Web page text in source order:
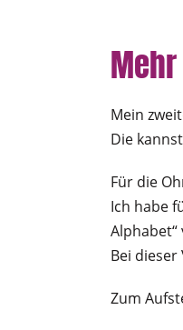
Mein
Die
Für die
Ich habe
Alphabet“
Bei
Zum